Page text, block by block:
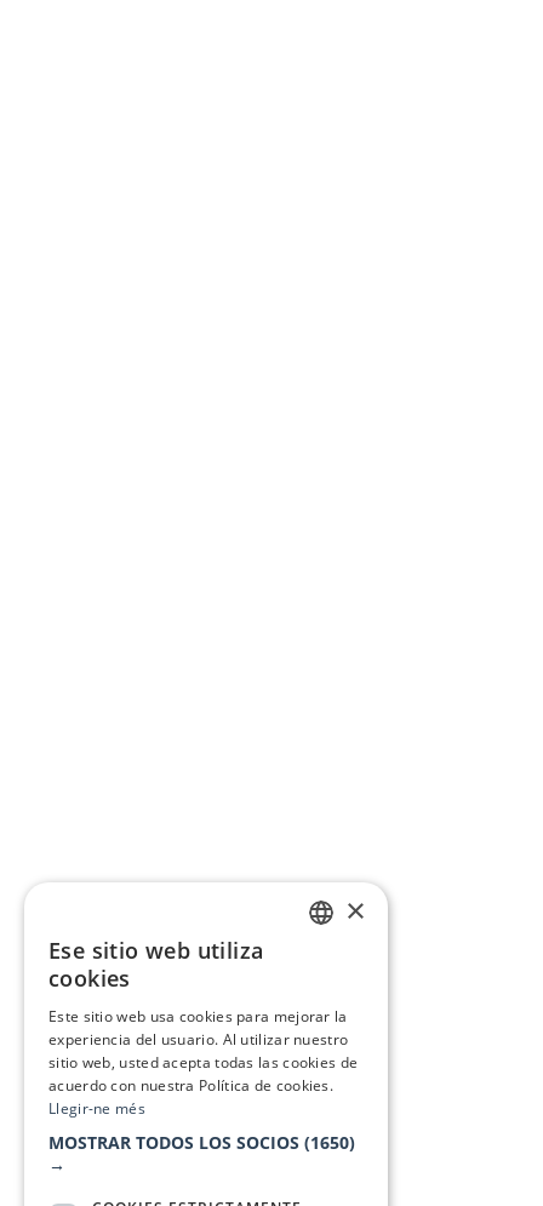
×
Ese sitio web utiliza
cookies
Este sitio web usa cookies para mejorar la
experiencia del usuario. Al utilizar nuestro
sitio web, usted acepta todas las cookies de
acuerdo con nuestra Política de cookies.
Llegir-ne més
MOSTRAR TODOS LOS SOCIOS (1650)
→